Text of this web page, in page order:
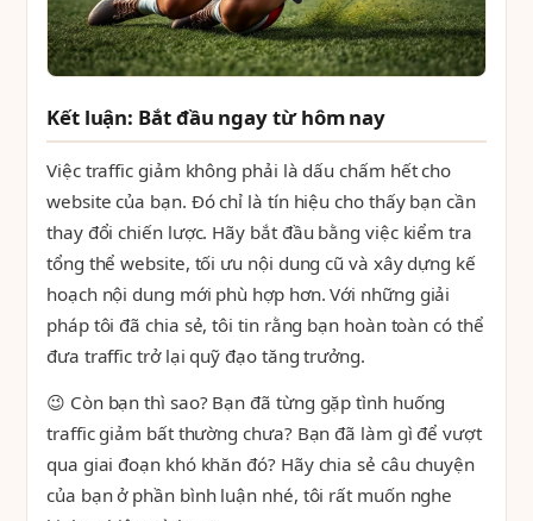
Kết luận: Bắt đầu ngay từ hôm nay
Việc traffic giảm không phải là dấu chấm hết cho
website của bạn. Đó chỉ là tín hiệu cho thấy bạn cần
thay đổi chiến lược. Hãy bắt đầu bằng việc kiểm tra
tổng thể website, tối ưu nội dung cũ và xây dựng kế
hoạch nội dung mới phù hợp hơn. Với những giải
pháp tôi đã chia sẻ, tôi tin rằng bạn hoàn toàn có thể
đưa traffic trở lại quỹ đạo tăng trưởng.
😉 Còn bạn thì sao? Bạn đã từng gặp tình huống
traffic giảm bất thường chưa? Bạn đã làm gì để vượt
qua giai đoạn khó khăn đó? Hãy chia sẻ câu chuyện
của bạn ở phần bình luận nhé, tôi rất muốn nghe